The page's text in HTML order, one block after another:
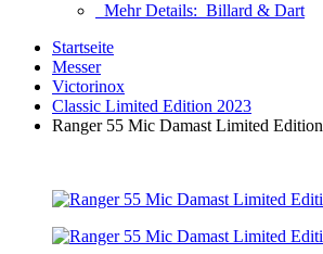
Mehr Details: Billard & Dart
Startseite
Messer
Victorinox
Classic Limited Edition 2023
Ranger 55 Mic Damast Limited Edition